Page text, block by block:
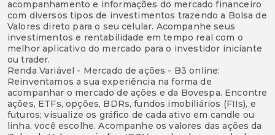
acompanhamento e informações do mercado financeiro
com diversos tipos de investimentos trazendo a Bolsa de
Valores direto para o seu celular. Acompanhe seus
investimentos e rentabilidade em tempo real com o
melhor aplicativo do mercado para o investidor iniciante
ou trader.
Renda Variável - Mercado de ações - B3 online:
Reinventamos a sua experiência na forma de
acompanhar o mercado de ações e da Bovespa. Encontre
ações, ETFs, opções, BDRs, fundos imobiliários (FIIs), e
futuros; visualize os gráfico de cada ativo em candle ou
linha, você escolhe. Acompanhe os valores das ações da